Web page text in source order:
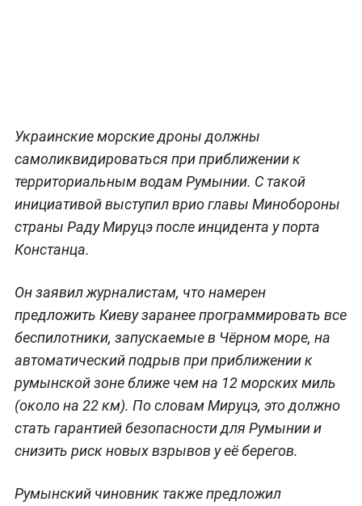
Украинские морские дроны должны
самоликвидироваться при приближении к
территориальным водам Румынии. С такой
инициативой выступил врио главы Минобороны
страны Раду Мируцэ после инцидента у порта
Констанца.
Он заявил журналистам, что намерен
предложить Киеву заранее программировать все
беспилотники, запускаемые в Чёрном море, на
автоматический подрыв при приближении к
румынской зоне ближе чем на 12 морских миль
(около на 22 км). По словам Мируцэ, это должно
стать гарантией безопасности для Румынии и
снизить риск новых взрывов у её берегов.
Румынский чиновник также предложил